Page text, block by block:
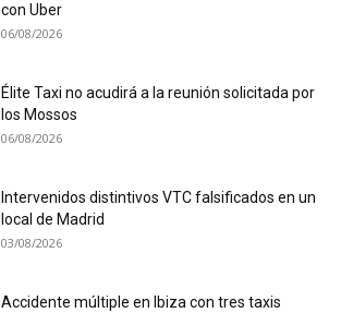
con Uber
06/08/2026
Élite Taxi no acudirá a la reunión solicitada por
los Mossos
06/08/2026
Intervenidos distintivos VTC falsificados en un
local de Madrid
03/08/2026
Accidente múltiple en Ibiza con tres taxis